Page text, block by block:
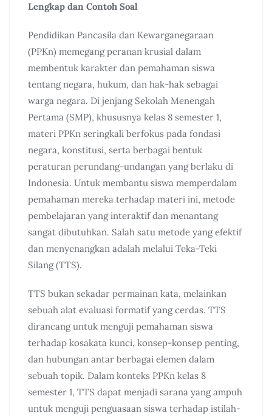
Lengkap dan Contoh Soal
Pendidikan Pancasila dan Kewarganegaraan
(PPKn) memegang peranan krusial dalam
membentuk karakter dan pemahaman siswa
tentang negara, hukum, dan hak-hak sebagai
warga negara. Di jenjang Sekolah Menengah
Pertama (SMP), khususnya kelas 8 semester 1,
materi PPKn seringkali berfokus pada fondasi
negara, konstitusi, serta berbagai bentuk
peraturan perundang-undangan yang berlaku di
Indonesia. Untuk membantu siswa memperdalam
pemahaman mereka terhadap materi ini, metode
pembelajaran yang interaktif dan menantang
sangat dibutuhkan. Salah satu metode yang efektif
dan menyenangkan adalah melalui Teka-Teki
Silang (TTS).
TTS bukan sekadar permainan kata, melainkan
sebuah alat evaluasi formatif yang cerdas. TTS
dirancang untuk menguji pemahaman siswa
terhadap kosakata kunci, konsep-konsep penting,
dan hubungan antar berbagai elemen dalam
sebuah topik. Dalam konteks PPKn kelas 8
semester 1, TTS dapat menjadi sarana yang ampuh
untuk menguji penguasaan siswa terhadap istilah-